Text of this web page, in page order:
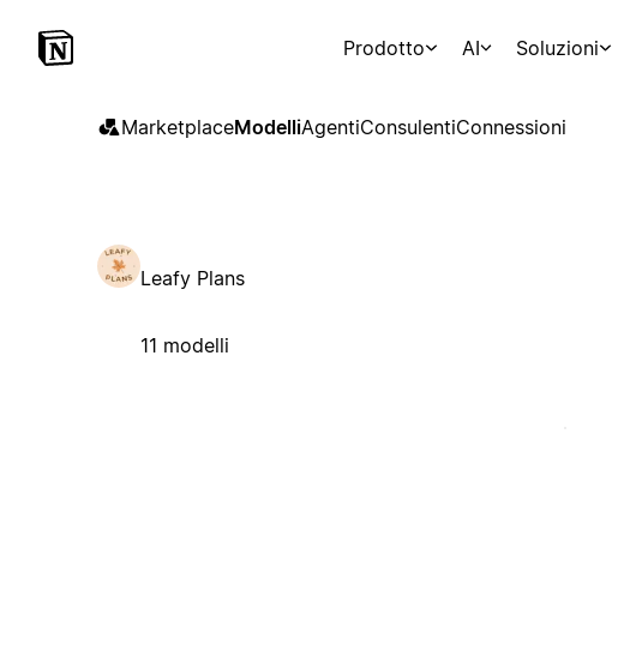
Prodotto AI Soluzioni
MarketplaceModelliAgentiConsulentiConnessioni
Leafy Plans
11 modelli